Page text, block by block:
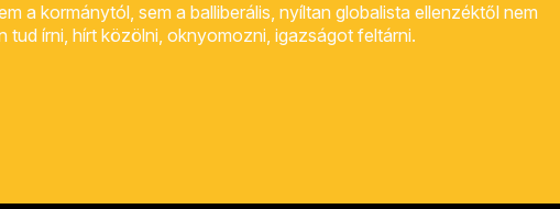
a kormánytól, sem a balliberális, nyíltan globalista ellenzéktől nem
tud írni, hírt közölni, oknyomozni, igazságot feltárni.